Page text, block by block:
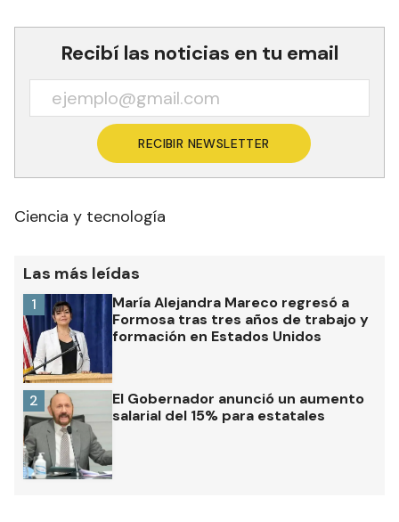
Recibí las noticias en tu email
RECIBIR NEWSLETTER
Ciencia y tecnología
Las más leídas
María Alejandra Mareco regresó a
Formosa tras tres años de trabajo y
formación en Estados Unidos
1
El Gobernador anunció un aumento
salarial del 15% para estatales
2